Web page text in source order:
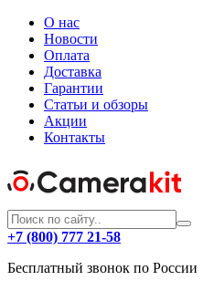
О нас
Новости
Оплата
Доставка
Гарантии
Статьи и обзоры
Акции
Контакты
+7 (800) 777 21-58
Бесплатный звонок по России